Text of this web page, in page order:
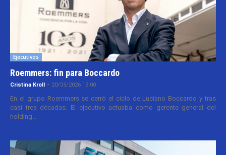
Ejecutivos
Roemmers: fin para Boccardo
Cristina Kroll - 20/05/2026 13:00
En el grupo Roemmers se cerró el ciclo de Luciano Boccardo y tras
casi tres décadas. El ejecutivo actuaba como gerente general del
holding...